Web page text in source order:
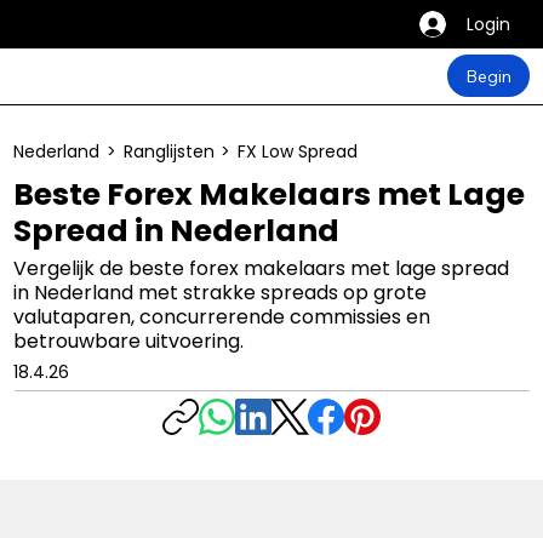
Login
Begin
Beste Forex Makelaars met Lage
Spread in Nederland
Vergelijk de beste forex makelaars met lage spread
in Nederland met strakke spreads op grote
valutaparen, concurrerende commissies en
betrouwbare uitvoering.
Nederland > Ranglijsten > FX Low Spread
18.4.26